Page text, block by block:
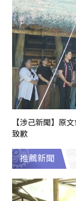
【涉己新聞】原
致歉
推薦新聞